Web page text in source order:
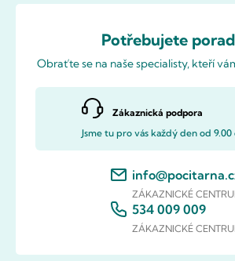
Potřebujete
Obraťte se na naše specialisty, kteří
Zákaznická podpora
Jsme tu pro vás každý den od 9.00
ZÁKAZNICKÉ
534 009 009
ZÁKAZNICKÉ